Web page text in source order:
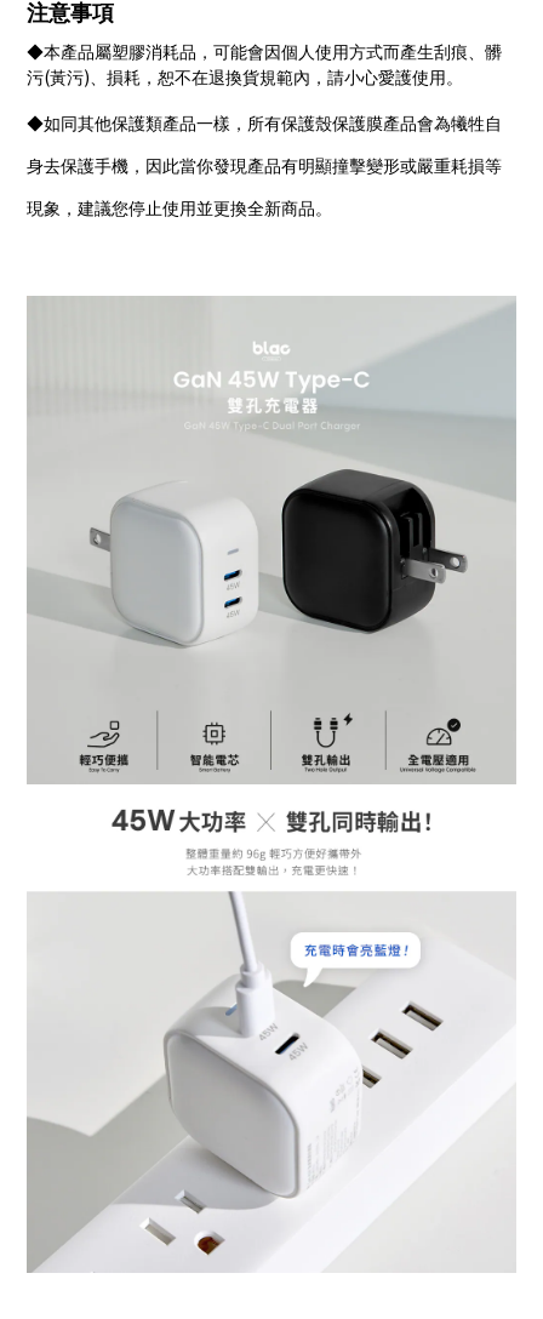
注意事項
◆本產品屬塑膠消耗品，可能會因個人使用方式而產生刮痕、髒
污(黃污) 、損耗，恕不在退換貨規範內，請小心愛護使用。
◆如同其他保護類產品一樣，所有保護殼保護膜產品會為犧牲自
身去保護手機，因此當你發現產品有明顯撞擊變形或嚴重耗損等
現象，建議您停止使用並更換全新商品。